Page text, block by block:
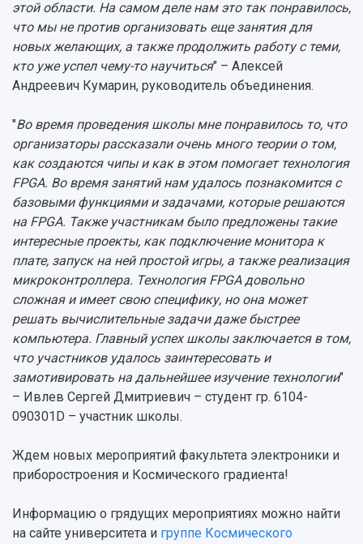
этой области. На самом деле нам это так понравилось,
что мы не против организовать еще занятия для
новых желающих, а также продолжить работу с теми,
кто уже успел чему-то научиться" – Алексей
Андреевич Кумарин, руководитель объединения.
"Во время проведения школы мне понравилось то, что
организаторы рассказали очень много теории о том,
как создаются чипы и как в этом помогает технология
FPGA. Во время занятий нам удалось познакомится с
базовыми функциями и задачами, которые решаются
на FPGA. Также участникам было предложены такие
интересные проекты, как подключение монитора к
плате, запуск на ней простой игры, а также реализация
микроконтроллера. Технология FPGA довольно
сложная и имеет свою специфику, но она может
решать вычислительные задачи даже быстрее
компьютера. Главный успех школы заключается в том,
что участников удалось заинтересовать и
замотивировать на дальнейшее изучение технологии"
– Ивлев Сергей Дмитриевич – студент гр. 6104-
090301D – участник школы.
Ждем новых мероприятий факультета электроники и
приборостроения и Космического градиента!
Информацию о грядущих мероприятиях можно найти
на сайте университета и группе Космического